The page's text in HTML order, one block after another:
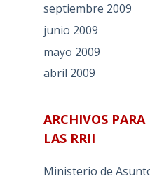
septiembre 2009
junio 2009
mayo 2009
abril 2009
ARCHIVOS
LAS RRII
Ministerio de